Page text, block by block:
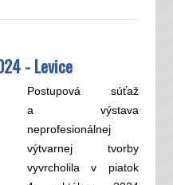
- Levice
Postupová súťaž
a výstava
neprofesionálnej
výtvarnej tvorby
vyvrcholila v piatok